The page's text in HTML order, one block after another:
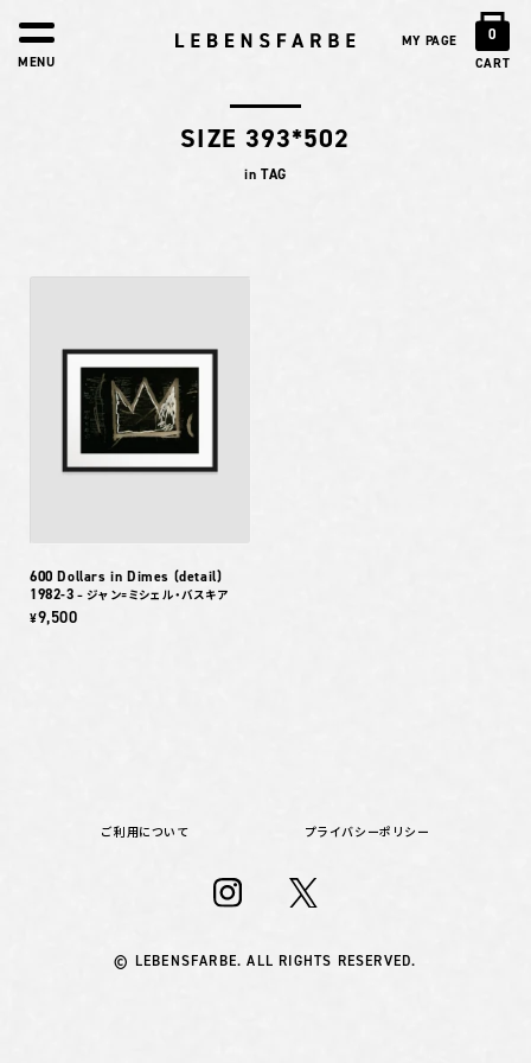
MY PAGE 0
CART
MENU
SIZE 393*502
in TAG
600 Dollars in Dimes (detail)
1982-3 – ジャン=ミシェル・バスキア
¥9,500
ご利用について プライバシーポリシー
© LEBENSFARBE. ALL RIGHTS RESERVED.